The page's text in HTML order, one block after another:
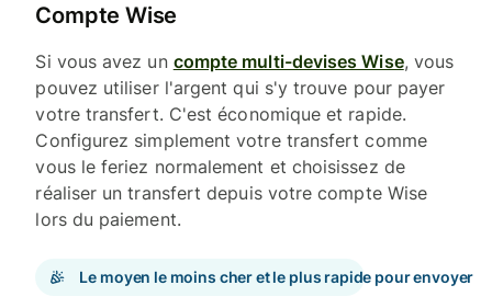
Compte Wise
Si vous avez un compte multi-devises Wise, vous
pouvez utiliser l'argent qui s'y trouve pour payer
votre transfert. C'est économique et rapide.
Configurez simplement votre transfert comme
vous le feriez normalement et choisissez de
réaliser un transfert depuis votre compte Wise
lors du paiement.
Le moyen le moins cher et le plus rapide pour envoyer